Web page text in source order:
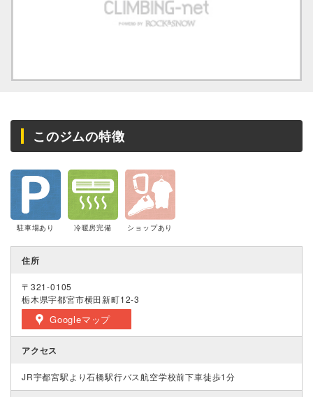
このジムの特徴
駐車場あり 冷暖房完備 ショップあり
住所
〒321-0105
栃木県宇都宮市横田新町12-3
Googleマップ
アクセス
JR宇都宮駅より石橋駅行バス航空学校前下車徒歩1分